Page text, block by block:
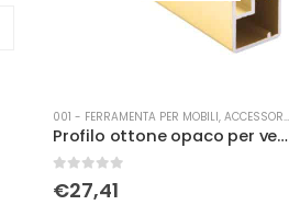
001 - FERRAMENTA PER MOBILI, ACCESSORI MOBILI
Profilo ottone opaco per vetro 2,5mtx19x20,6
€27,41